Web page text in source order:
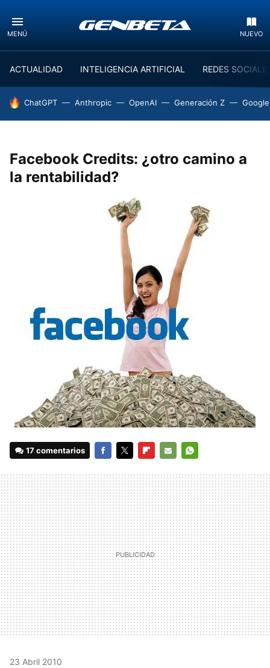
MENÚ NUEVO
ACTUALIDAD INTELIGENCIA ARTIFICIAL REDES
HOY SE HABLA DE
ChatGPT Anthropic OpenAI Generación Z
Facebook Credits: ¿otro camino a
la rentabilidad?
17 comentarios
MAIL
23 Abril 2010